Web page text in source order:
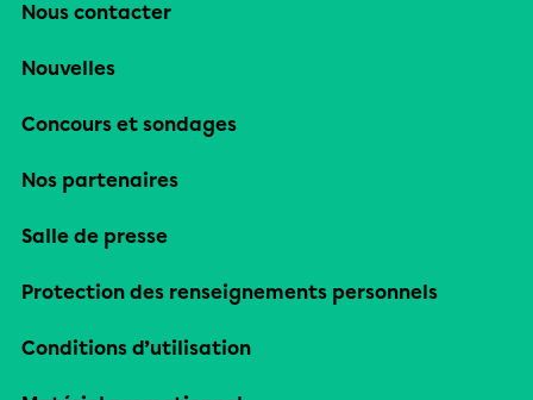
Nous contacter
Nouvelles
Concours et sondages
Nos partenaires
Salle de presse
Protection des renseignements personnels
Conditions d’utilisation